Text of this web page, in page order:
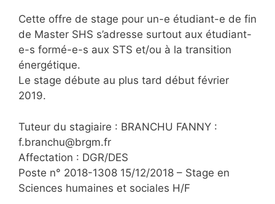
Cette offre de stage pour un-e étudiant-e de fin
de Master SHS s’adresse surtout aux étudiant-
e-s formé-e-s aux STS et/ou à la transition
énergétique.
Le stage débute au plus tard début février
2019.
Tuteur du stagiaire : BRANCHU FANNY :
f.branchu@brgm.fr
Affectation : DGR/DES
Poste n° 2018-1308 15/12/2018 – Stage en
Sciences humaines et sociales H/F